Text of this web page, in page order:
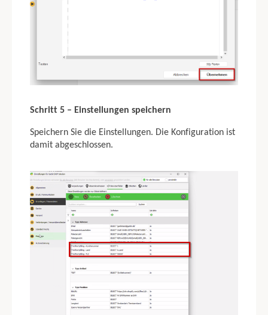
Schritt 5 – Einstellungen speichern
Speichern Sie die Einstellungen. Die Konfiguration ist
damit abgeschlossen.